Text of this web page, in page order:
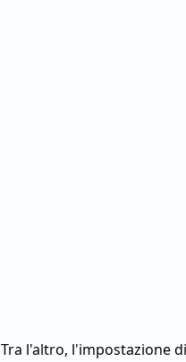
Tra l'altro, l'impostazione